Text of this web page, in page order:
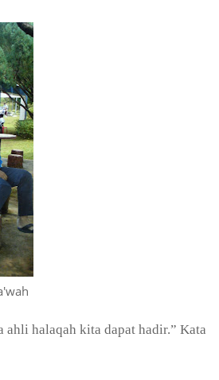
ahli halaqah kita dapat hadir.” Kata